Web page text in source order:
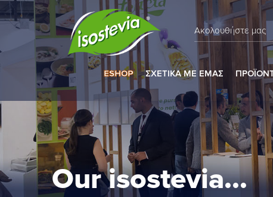
ESHOP ΣΧΕΤΙΚΑ ΜΕ ΕΜΑΣ
Ακολουθήστε μας